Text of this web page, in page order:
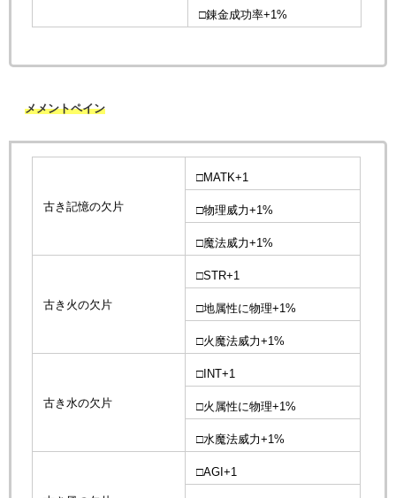
□錬金成功率+1%
メメントペイン
古き記憶の欠片
□MATK+1
□物理威力+1%
□魔法威力+1%
古き火の欠片
□STR+1
□地属性に物理+1%
□火魔法威力+1%
古き水の欠片
□INT+1
□火属性に物理+1%
□水魔法威力+1%
□AGI+1